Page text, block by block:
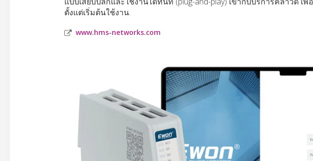
ตั้งแต่เริ่มต้นใช้งาน.
www.hms-networks.com